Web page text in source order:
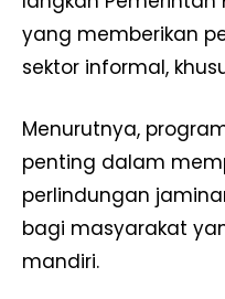
yang memberikan
sektor informal,
Menurutnya,
penting dalam
perlindungan
bagi masyarakat
mandiri.